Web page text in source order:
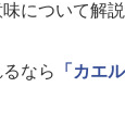
について解説
なら 「カエ